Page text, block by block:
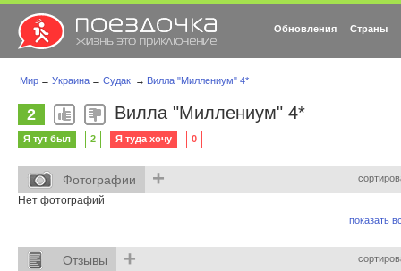
Обновления Страны
Мир → Украина → Судак → Вилла "Миллениум" 4*
2 Вилла "Миллениум" 4*
Я тут был 2 Я туда хочу 0
Фотографии +
Нет фотографий
показать
Отзывы +